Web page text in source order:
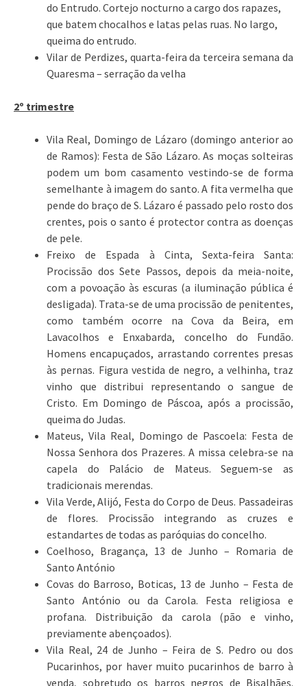
do Entrudo. Cortejo nocturno a cargo dos rapazes,
que batem chocalhos e latas pelas ruas. No largo,
queima do entrudo.
Vilar de Perdizes, quarta-feira da terceira semana da
Quaresma – serração da velha
2º trimestre
Vila Real, Domingo de Lázaro (domingo anterior ao
de Ramos): Festa de São Lázaro. As moças solteiras
podem um bom casamento vestindo-se de forma
semelhante à imagem do santo. A fita vermelha que
pende do braço de S. Lázaro é passado pelo rosto dos
crentes, pois o santo é protector contra as doenças
de pele.
Freixo de Espada à Cinta, Sexta-feira Santa:
Procissão dos Sete Passos, depois da meia-noite,
com a povoação às escuras (a iluminação pública é
desligada). Trata-se de uma procissão de penitentes,
como também ocorre na Cova da Beira, em
Lavacolhos e Enxabarda, concelho do Fundão.
Homens encapuçados, arrastando correntes presas
às pernas. Figura vestida de negro, a velhinha, traz
vinho que distribui representando o sangue de
Cristo. Em Domingo de Páscoa, após a procissão,
queima do Judas.
Mateus, Vila Real, Domingo de Pascoela: Festa de
Nossa Senhora dos Prazeres. A missa celebra-se na
capela do Palácio de Mateus. Seguem-se as
tradicionais merendas.
Vila Verde, Alijó, Festa do Corpo de Deus. Passadeiras
de flores. Procissão integrando as cruzes e
estandartes de todas as paróquias do concelho.
Coelhoso, Bragança, 13 de Junho – Romaria de
Santo António
Covas do Barroso, Boticas, 13 de Junho – Festa de
Santo António ou da Carola. Festa religiosa e
profana. Distribuição da carola (pão e vinho,
previamente abençoados).
Vila Real, 24 de Junho – Feira de S. Pedro ou dos
Pucarinhos, por haver muito pucarinhos de barro à
venda, sobretudo os barros negros de Bisalhães.